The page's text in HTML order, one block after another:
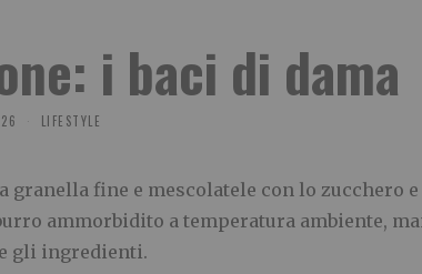
i baci di dama
LIFESTYLE
granella fine e mescolatele con lo zucchero
ammorbidito a temperatura ambiente,
gli ingredienti.